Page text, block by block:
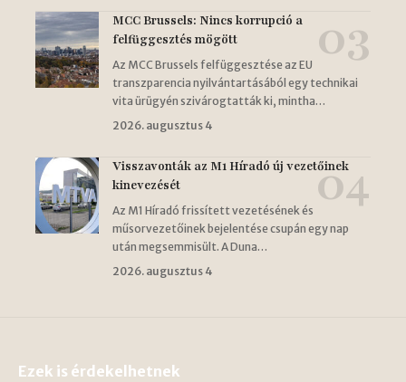
MCC Brussels: Nincs korrupció a
felfüggesztés mögött
Az MCC Brussels felfüggesztése az EU
transzparencia nyilvántartásából egy technikai
vita ürügyén szivárogtatták ki, mintha…
2026. augusztus 4
Visszavonták az M1 Híradó új vezetőinek
kinevezését
Az M1 Híradó frissített vezetésének és
műsorvezetőinek bejelentése csupán egy nap
után megsemmisült. A Duna…
2026. augusztus 4
Ezek is érdekelhetnek